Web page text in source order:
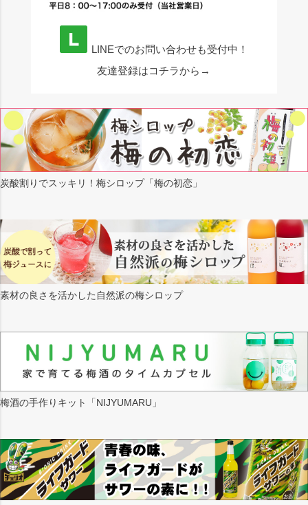
LINEでのお問い合わせも受付中！
友達登録はコチラから→
炭酸割りでスッキリ！梅シロップ「梅の初恋」
素材の良さを活かした自然派の梅シロップ
梅酒の手作りキット「NIJYUMARU」